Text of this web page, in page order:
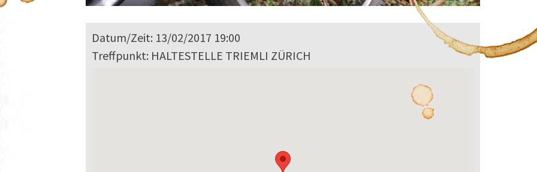
Datum/Zeit: 13/02/2017 19:00
Treffpunkt: HALTESTELLE TRIEMLI ZÜRICH